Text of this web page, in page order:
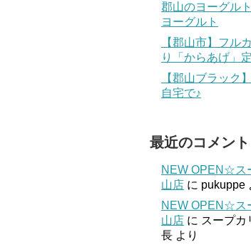
郡山のヨーグル
ヨーグルト
【郡山市】フル
り「からあげ」
【郡山ブラック
自宅で♪
最近のコメント
NEW OPEN☆ス
山店 に pukuppe
NEW OPEN☆ス
山店 に スープカ
長 より